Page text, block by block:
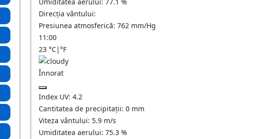
Direcția vântului:
Presiunea atmosferică: 762 mm/Hg
11:00
23 °C|°F
Înnorat
Index UV: 4.2
Cantitatea de precipitații: 0 mm
Viteza vântului: 5.9 m/s
Umiditatea aerului: 75.3 %